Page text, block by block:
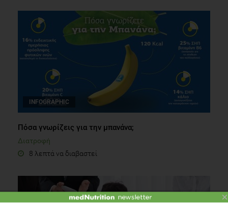
INFOGRAPHIC
Πόσα γνωρίζεις για την μπανάνα;
Διατροφή
8 λεπτά να διαβαστεί
×